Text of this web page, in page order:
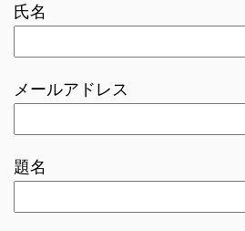
氏名
メールアドレス
題名